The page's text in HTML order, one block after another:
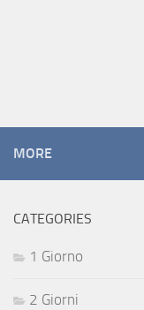
MORE
CATEGORIES
1 Giorno
2 Giorni